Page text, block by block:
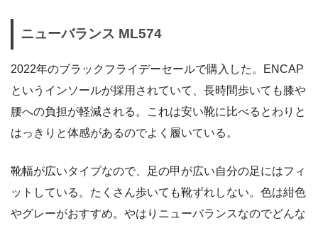
ニューバランス ML574
2022年のブラックフライデーセールで購入した。ENCAP
というインソールが採用されていて、長時間歩いても膝や
腰への負担が軽減される。これは安い靴に比べるとわりと
はっきりと体感があるのでよく履いている。
靴幅が広いタイプなので、足の甲が広い自分の足にはフィ
ットしている。たくさん歩いても靴ずれしない。色は紺色
やグレーがおすすめ。やはりニューバランスなのでどんな